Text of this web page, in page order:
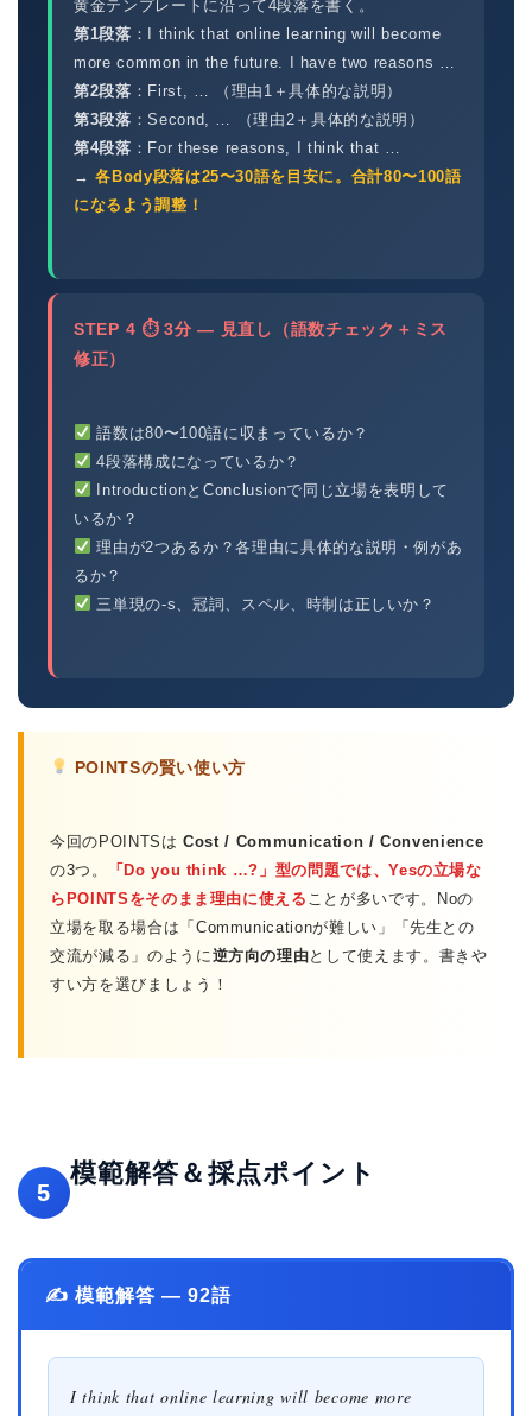
黄金テンプレートに沿って4段落を書く。
第1段落 ：I think that online learning will become
more common in the future. I have two reasons …
第2段落 ：First, … （理由1＋具体的な説明）
第3段落 ：Second, … （理由2＋具体的な説明）
第4段落 ：For these reasons, I think that …
→各Body段落は25〜30語を目安に。合計80〜100語
になるよう調整！
STEP 4 ⏱ 3分 — 見直し（語数チェック＋ミス
修正）
語数は80〜100語に収まっているか？
4段落構成になっているか？
IntroductionとConclusionで同じ立場を表明して
いるか？
理由が2つあるか？各理由に具体的な説明・例があ
るか？
三単現の-s、冠詞、スペル、時制は正しいか？
POINTSの賢い使い方
今回のPOINTSはCost / Communication / Convenience
の3つ。
「Do you think …?」型の問題では、Yesの立場な
らPOINTSをそのまま理由に使える ことが多いです。Noの
立場を取る場合は「Communicationが難しい」「先生との
交流が減る」のように逆方向の理由として使えます。書きや
すい方を選びましょう！
5
模範解答＆採点ポイント
✍️ 模範解答 — 92語
I think that online learning will become more